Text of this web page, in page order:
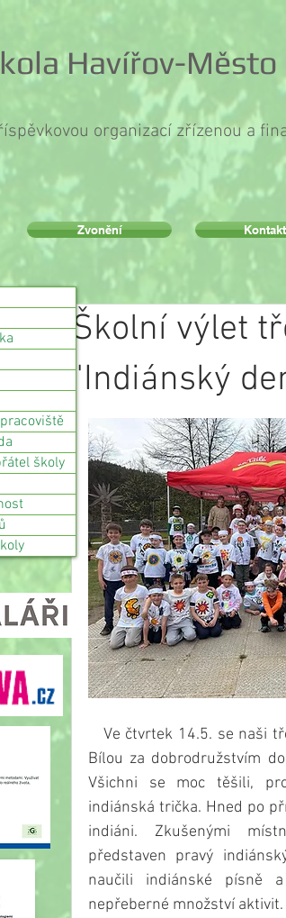
Havířov-
organizací zřízenou a
Školní výlet
"Indiánský
Bílou za dobrodružstvím
Všichni se moc těšili,
indiánská trička. Hned po
indiáni. Zkušenými
představen pravý
naučili indiánské písně
nepřeberné množství
Zvonění
školy